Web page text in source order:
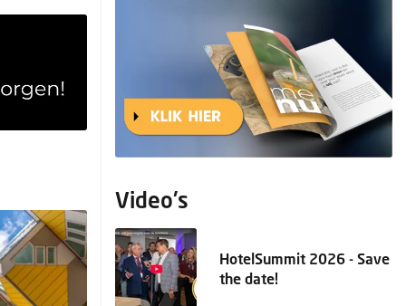
Video's
HotelSummit 2026 - Save
the date!